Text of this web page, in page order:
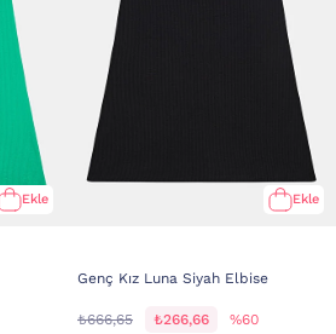
Ekle Ekle
Genç Kız Luna Siyah Elbise
₺666,65 ₺266,66 %60